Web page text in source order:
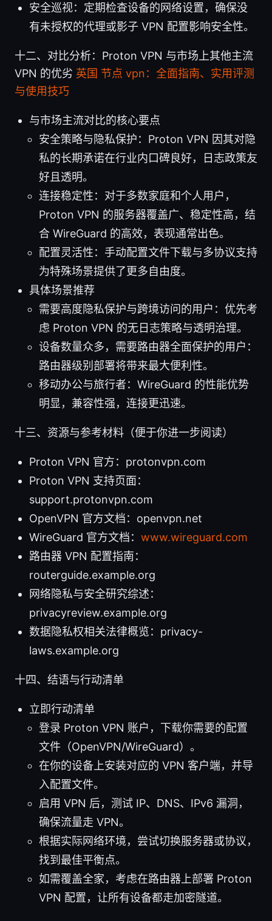
安全巡视：定期检查设备的网络设置，确保没
有未授权的代理或影子 VPN 配置影响安全性。
十二、对比分析：Proton VPN 与市场上其他主流
VPN 的优劣 英国 节点 vpn：全面指南、实用评测
与使用技巧
与市场主流对比的核心要点
安全策略与隐私保护：Proton VPN 因其对隐
私的长期承诺在行业内口碑良好，日志政策友
好且透明。
连接稳定性：对于多数家庭和个人用户，
Proton VPN 的服务器覆盖广、稳定性高，结
合 WireGuard 的高效，表现通常出色。
配置灵活性：手动配置文件下载与多协议支持
为特殊场景提供了更多自由度。
具体场景推荐
需要高度隐私保护与跨境访问的用户：优先考
虑 Proton VPN 的无日志策略与透明治理。
设备数量众多，需要路由器全面保护的用户：
路由器级别部署将带来最大便利性。
移动办公与旅行者：WireGuard 的性能优势
明显，兼容性强，连接更迅速。
十三、资源与参考材料（便于你进一步阅读）
Proton VPN 官方：protonvpn.com
Proton VPN 支持页面：
support.protonvpn.com
OpenVPN 官方文档：openvpn.net
WireGuard 官方文档： www.wireguard.com
路由器 VPN 配置指南：
routerguide.example.org
网络隐私与安全研究综述：
privacyreview.example.org
数据隐私权相关法律概览：privacy-
laws.example.org
十四、结语与行动清单
立即行动清单
登录 Proton VPN 账户，下载你需要的配置
文件（OpenVPN/WireGuard）。
在你的设备上安装对应的 VPN 客户端，并导
入配置文件。
启用 VPN 后，测试 IP、DNS、IPv6 漏洞，
确保流量走 VPN。
根据实际网络环境，尝试切换服务器或协议，
找到最佳平衡点。
如需覆盖全家，考虑在路由器上部署 Proton
VPN 配置，让所有设备都走加密隧道。